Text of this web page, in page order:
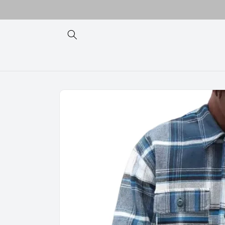
al contenido
directamente